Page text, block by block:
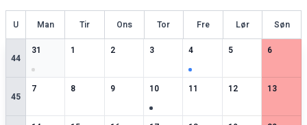
Uge Man Tir Ons Tor Fre Lør Søn
44
31
1særlige datoer
10 særlige datoer
2
0særlige datoer
3
0særlige datoer
4
1særlige datoer
5
0særlige datoer
6
0særlige
45
7
0særlige datoer
8
0særlige datoer
9
0særlige datoer
10
1særlige datoer
11
0særlige datoer
12
0særlige datoer
13
0særlige